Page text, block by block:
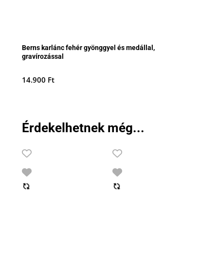
Berns karlánc fehér gyönggyel és medállal,
gravírozással
14.900 Ft
Érdekelhetnek még...